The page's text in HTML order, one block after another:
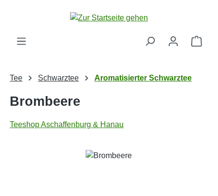
Zum Hauptinhalt springen
Tee Schwarztee Aromatisierter Schwarztee
Brombeere
Teeshop Aschaffenburg & Hanau
Bildergalerie überspringen